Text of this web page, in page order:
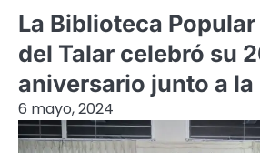
La Biblioteca
del Talar celebró su
aniversario junto a
6 mayo, 2024